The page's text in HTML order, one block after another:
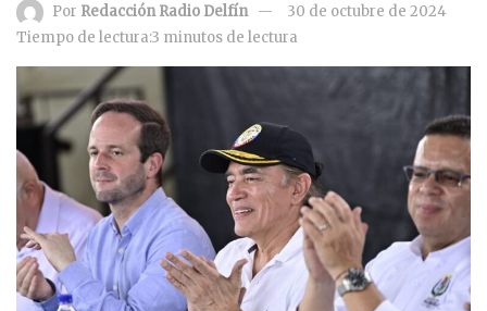
Por Redacción Radio Delfín
30 de octubre de 2024
Tiempo de lectura:3 minutos de lectura